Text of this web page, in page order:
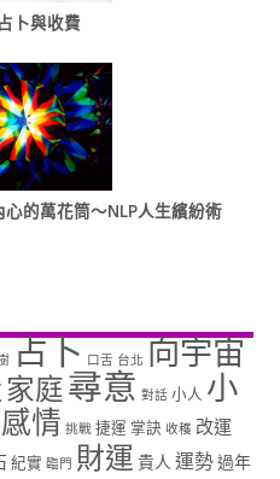
卜與收費
的萬花筒～NLP人生繽紛術
占卜 口舌 台北 向宇宙
家庭尋意 對話 小人 小
感情 挑戰 捷運 掌訣 收穫 改運
紀實 臨門 財運 貴人 運勢過年